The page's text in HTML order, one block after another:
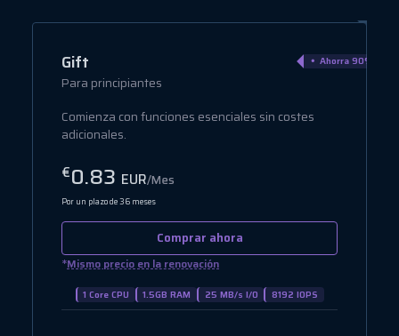
Gift
Para principiantes
Ahorra 90%
Comienza con funciones esenciales sin costes
adicionales.
€0.83 EUR/Mes
Por un plazo de 36 meses
Comprar ahora
*Mismo precio en la renovación
1 Core CPU 1.5GB RAM 25 MB/s I/O 8192 IOPS